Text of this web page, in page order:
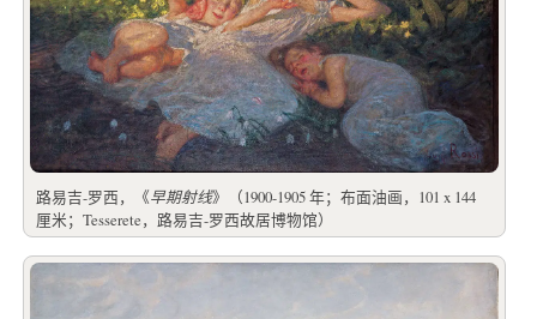
路易吉-罗西，《早期射线》（1900-1905 年；布面油画，101 x 144
厘米；Tesserete，路易吉-罗西故居博物馆）